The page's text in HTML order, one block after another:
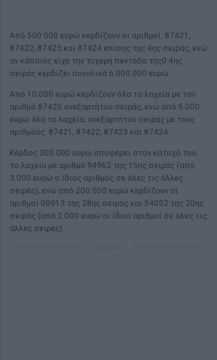
Από 500.000 ευρώ κερδίζουν οι αριθμοί: 87421,
87422, 87423 και 87424 επίσης της 4ης σειράς, ενώ
αν κάποιος είχε την τυχερή πεντάδα της0 4ης
σειράς κερδίζει συνολικά 6.000.000 ευρώ.
Από 10.000 ευρώ κερδίζουν όλα τα λαχεία με τον
αριθμό 87425 ανεξαρτήτου σειράς, ενώ από 5.000
ευρώ όλα τα λαχεία, ανεξαρτήτου σειράς με τους
αριθμούς: 87421, 87422, 87423 και 87424.
Κέρδος 300.000 ευρώ αποφέρει στον κάτοχό του,
το λαχείο με αριθμό 94962 της 15ης σειράς (από
3.000 ευρώ ο ίδιος αριθμός σε όλες τις άλλες
σειρές), ενώ από 200.000 ευρώ κερδίζουν οι
αριθμοί 00913 της 28ης σειράς και 54052 της 20ης
σειράς (από 2.000 ευρώ οι ίδιοι αριθμοί σε όλες τις
άλλες σειρές).